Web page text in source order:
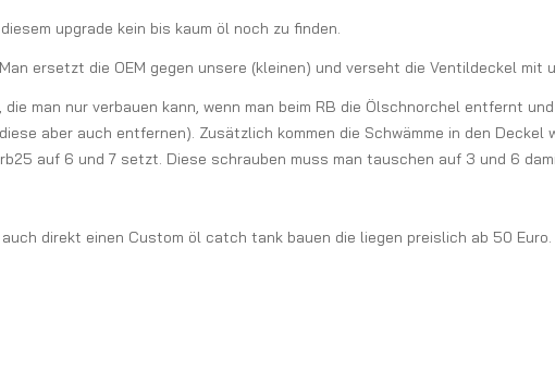
upgrade kein bis kaum öl noch zu finden.
ersetzt die OEM gegen unsere (kleinen) und verseht die Ventildeckel mit
man nur verbauen kann, wenn man beim RB die Ölschnorchel entfernt
aber auch entfernen). Zusätzlich kommen die Schwämme in den
auf 6 und 7 setzt. Diese schrauben muss man tauschen auf 3 und 6
direkt einen Custom öl catch tank bauen die liegen preislich ab 50 Euro.